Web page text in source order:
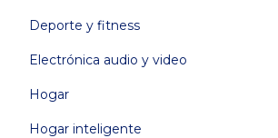
Deporte y fitness
Electrónica audio y video
Hogar
Hogar inteligente